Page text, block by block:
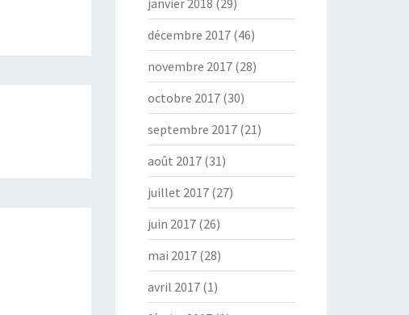
janvier 2018 (29)
décembre 2017(46)
novembre 2017(28)
octobre 2017(30)
septembre 2017(21)
août 2017(31)
juillet 2017(27)
juin 2017(26)
mai 2017(28)
avril 2017(1)